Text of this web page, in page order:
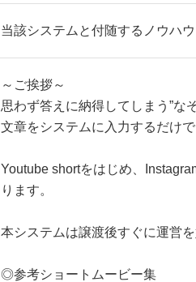
当該システムと付随するノウハウ
～ご挨拶～
思わず答えに納得してしまう”な
文章をシステムに入力するだけ
Youtube shortをはじめ、
ります。
本システムは譲渡後すぐに運営
◎参考ショートムービー集